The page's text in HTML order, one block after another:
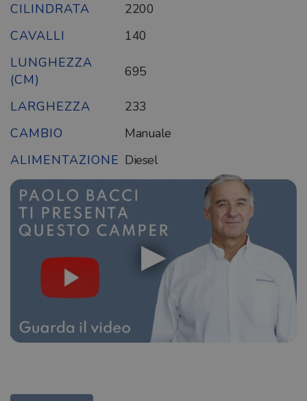
CILINDRATA
2200
CAVALLI
140
LUNGHEZZA
(CM)
695
LARGHEZZA
233
CAMBIO
Manuale
ALIMENTAZIONE Diesel